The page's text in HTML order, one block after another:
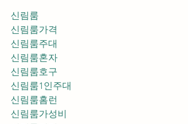
신림룸
신림룸가격
신림룸주대
신림룸혼자
신림룸호구
신림룸1인주대
신림룸홈런
신림룸가성비